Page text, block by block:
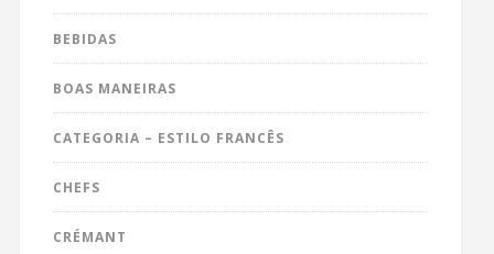
BEBIDAS
BOAS MANEIRAS
CATEGORIA – ESTILO FRANCÊS
CHEFS
CRÉMANT